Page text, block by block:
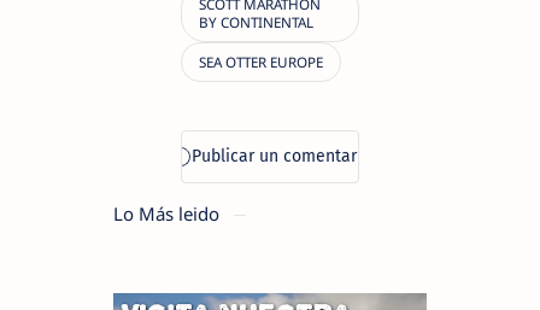
Lo Más leido